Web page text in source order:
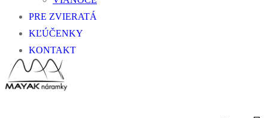
PRE ZVIERATÁ
KĽÚČENKY
KONTAKT